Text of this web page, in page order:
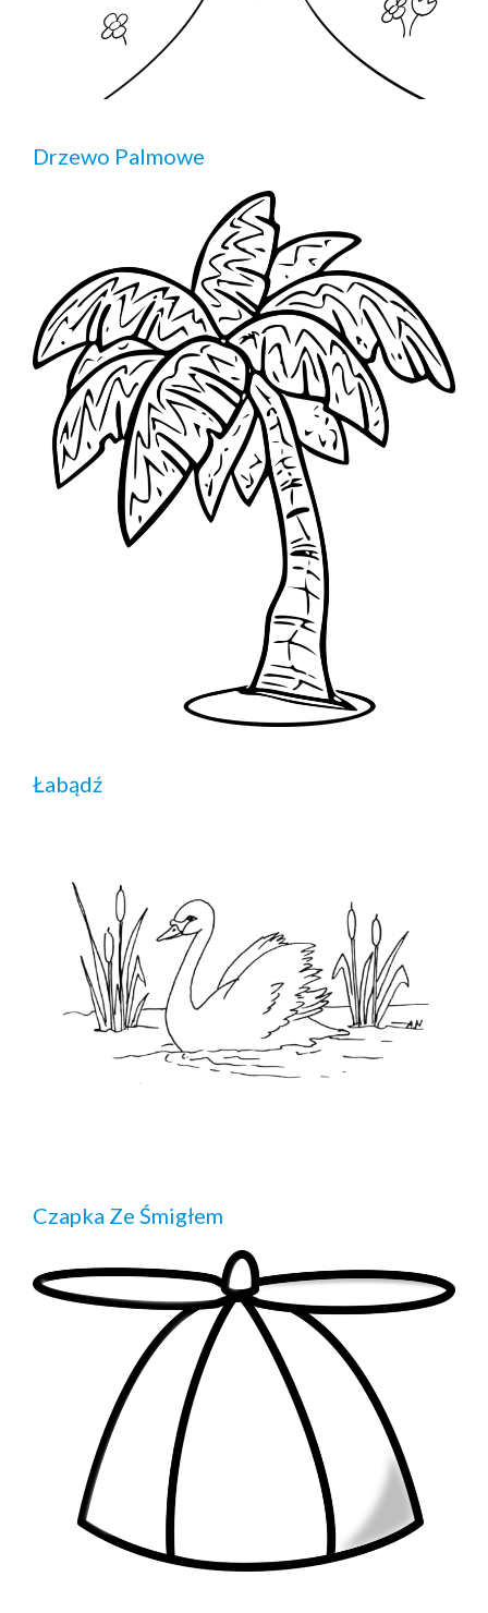
Drzewo Palmowe
Łabądź
Czapka Ze Śmigłem